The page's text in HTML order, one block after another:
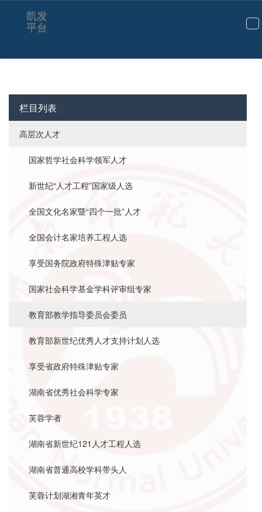
欧阳峣-凯发平台
切
航
凯发
平台
栏目列表
高层次人才
国家哲学社会科学领军人才
新世纪“人才工程”国家级人选
全国文化名家暨“四个一批”人才
全国会计名家培养工程人选
享受国务院政府特殊津贴专家
国家社会科学基金学科评审组专家
教育部教学指导委员会委员
教育部新世纪优秀人才支持计划人选
享受省政府特殊津贴专家
湖南省优秀社会科学专家
芙蓉学者
湖南省新世纪121人才工程人选
湖南省普通高校学科带头人
芙蓉计划湖湘青年英才